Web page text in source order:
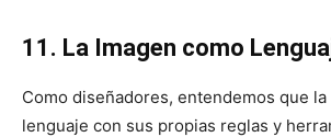
11. La Imagen como
Como diseñadores, entendemos que
lenguaje con sus propias reglas y